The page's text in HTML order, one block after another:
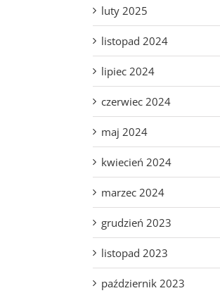
luty 2025
listopad 2024
lipiec 2024
czerwiec 2024
maj 2024
kwiecień 2024
marzec 2024
grudzień 2023
listopad 2023
październik 2023